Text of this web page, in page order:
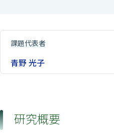
課題代表者
青野 光子
研究概要